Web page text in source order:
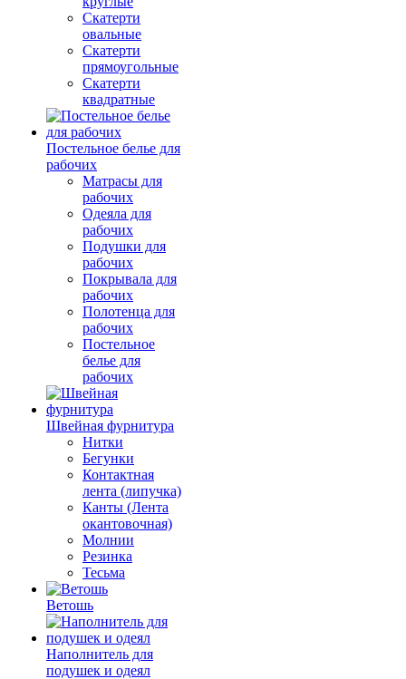
Скатерти
овальные
Скатерти
прямоугольные
Скатерти
квадратные
Постельное белье для
рабочих
Матрасы для
рабочих
Одеяла для
рабочих
Подушки для
рабочих
Покрывала для
рабочих
Полотенца для
рабочих
Постельное
белье для
рабочих
Швейная фурнитура
Нитки
Бегунки
Контактная
лента (липучка)
Канты (Лента
окантовочная)
Молнии
Резинка
Тесьма
Ветошь
Наполнитель для
подушек и одеял